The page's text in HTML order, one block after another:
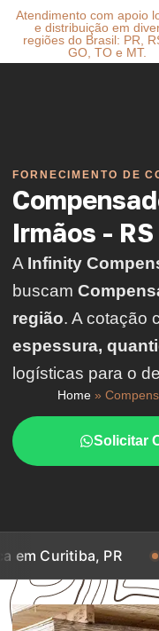
Atendimento com apoio
e distribuição em
regiões do Brasil: PR,
GO, TO e MT.
FORNECIMENTO DE
Irmãos - RS
A Infinity
buscam
região. A cotação
espessura,
logísticas para o
Home »
Solicitar
PR Base